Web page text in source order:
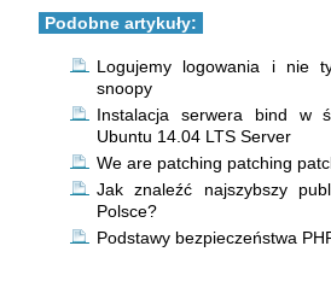
Podobne artykuły:
Logujemy logowania i nie
snoopy
Instalacja serwera bind w
Ubuntu 14.04 LTS Server
We are patching patching
Jak znaleźć najszybszy
Polsce?
Podstawy bezpieczeństwa